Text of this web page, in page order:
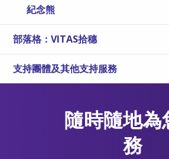
紀念熊
部落格：VITAS拾穗
支持團體及其他支持服務
隨時隨地為
務